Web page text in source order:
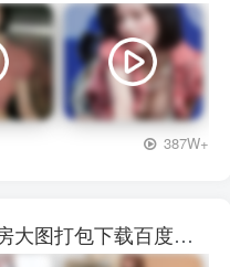
+3
387W+
西呱呀呀呀【13套]】写真壁纸素材图包私房大图打包下载百度网盘